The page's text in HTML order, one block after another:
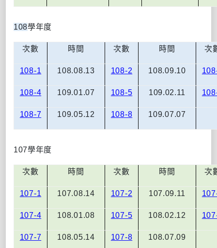
108學年度
次數 時間 次數 時間 次
108-1 108.08.13 108-2 108.09.10
108-4 109.01.07 108-5 109.02.11
108-7 109.05.12 108-8 109.07.07
107學年度
次數 時間 次數 時間 次
107-1 107.08.14 107-2 107.09.11
107-4 108.01.08 107-5 108.02.12
107-7 108.05.14 107-8 108.07.09